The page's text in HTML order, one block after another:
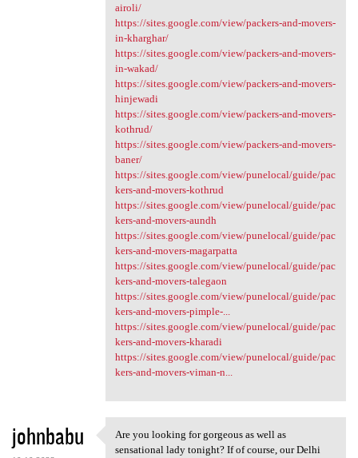
airoli/
https://sites.google.com/view/packers-and-movers-
in-kharghar/
https://sites.google.com/view/packers-and-movers-
in-wakad/
https://sites.google.com/view/packers-and-movers-
hinjewadi
https://sites.google.com/view/packers-and-movers-
kothrud/
https://sites.google.com/view/packers-and-movers-
baner/
https://sites.google.com/view/punelocal/guide/pac
kers-and-movers-kothrud
https://sites.google.com/view/punelocal/guide/pac
kers-and-movers-aundh
https://sites.google.com/view/punelocal/guide/pac
kers-and-movers-magarpatta
https://sites.google.com/view/punelocal/guide/pac
kers-and-movers-talegaon
https://sites.google.com/view/punelocal/guide/pac
kers-and-movers-pimple-...
https://sites.google.com/view/punelocal/guide/pac
kers-and-movers-kharadi
https://sites.google.com/view/punelocal/guide/pac
kers-and-movers-viman-n...
johnbabu Are you looking for gorgeous
Are you looking for gorgeous as well as
sensational lady tonight? If of course, our Delhi